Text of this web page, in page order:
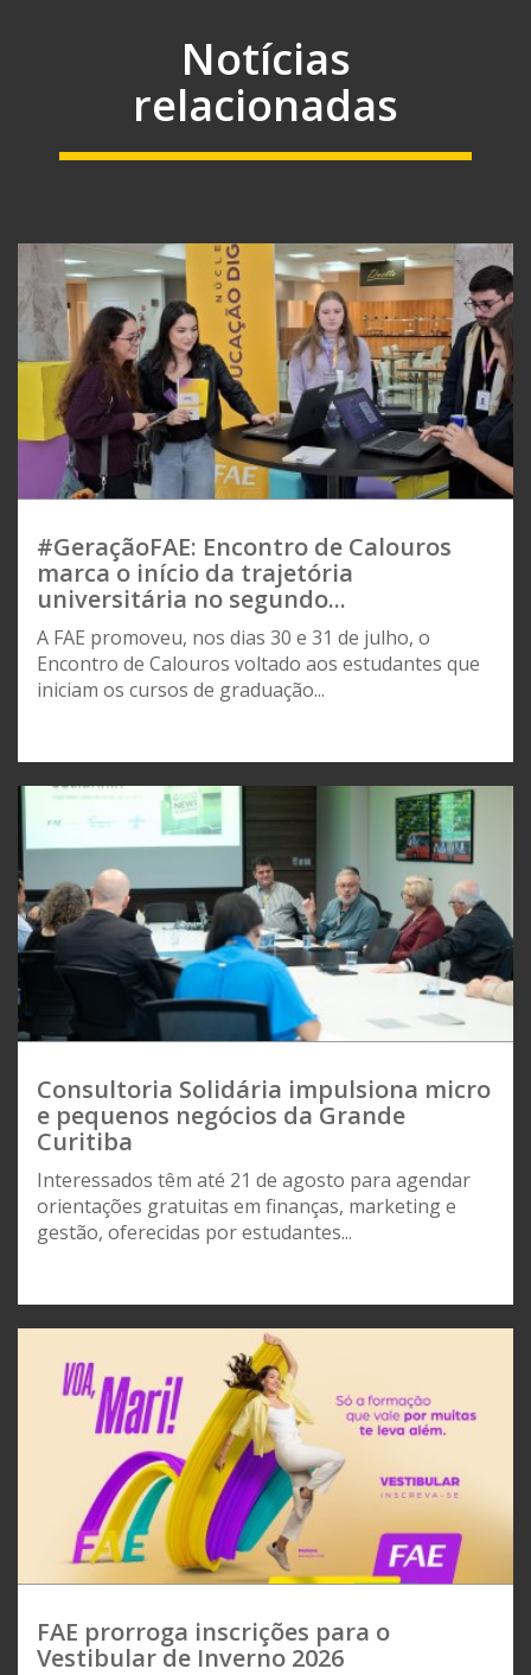
Notícias
relacionadas
#GeraçãoFAE: Encontro de Calouros
marca o início da trajetória
universitária no segundo...
A FAE promoveu, nos dias 30 e 31 de julho, o
Encontro de Calouros voltado aos estudantes que
iniciam os cursos de graduação...
Consultoria Solidária impulsiona micro
e pequenos negócios da Grande
Curitiba
Interessados têm até 21 de agosto para agendar
orientações gratuitas em finanças, marketing e
gestão, oferecidas por estudantes...
FAE prorroga inscrições para o
Vestibular de Inverno 2026